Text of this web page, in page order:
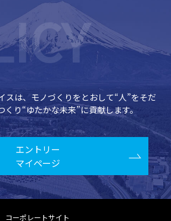
スは、モノづくりをとおして“人”をそだ
り“ゆたかな未来”に貢献します。
エントリー
マイページ
コーポレートサイト